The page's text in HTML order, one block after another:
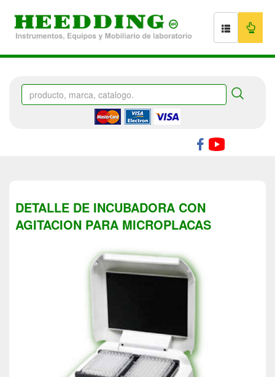
DETALLE DE INCUBADORA CON
AGITACION PARA MICROPLACAS